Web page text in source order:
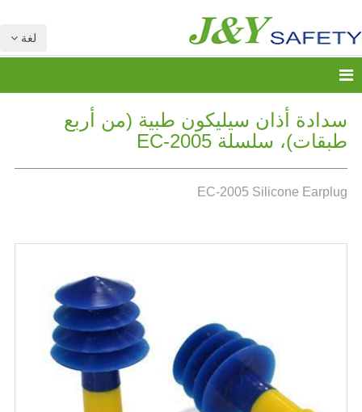
لغة
سدادة أذان سيليكون طبية (من أربع
طبقات)، سلسلة EC-2005
EC-2005 Silicone Earplug